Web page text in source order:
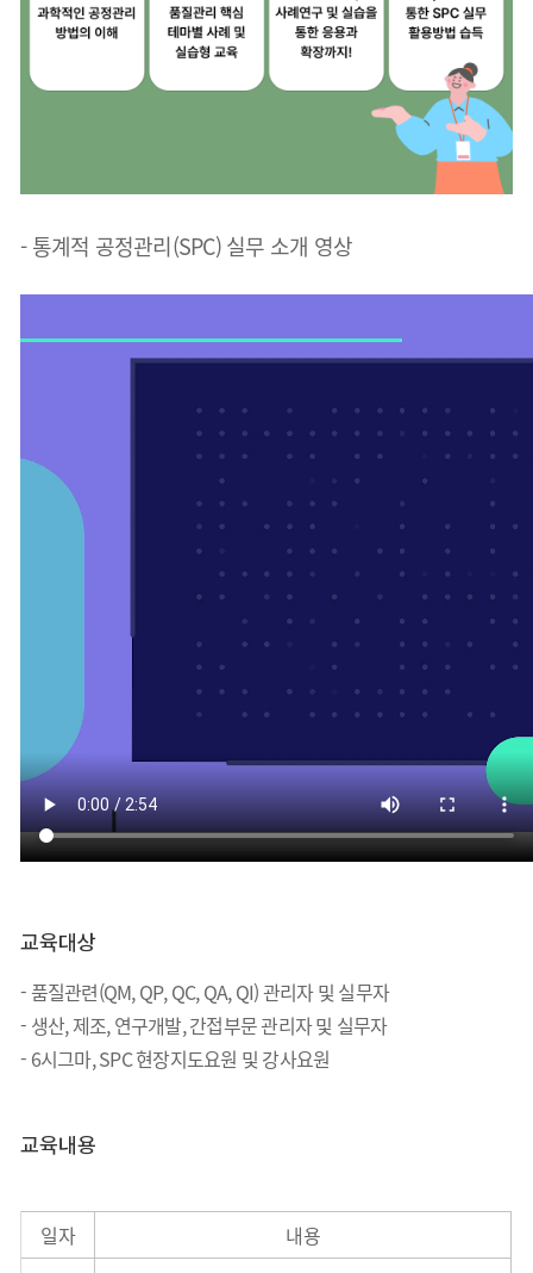
- 통계적 공정관리(SPC) 실무 소개 영상
교육대상
- 품질관련(QM, QP, QC, QA, QI) 관리자 및 실무자
- 생산, 제조, 연구개발, 간접부문 관리자 및 실무자
- 6시그마, SPC 현장지도요원 및 강사요원
교육내용
일자 내용